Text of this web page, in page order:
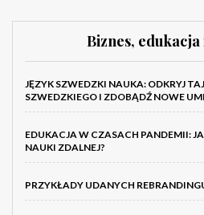
Biznes,
JĘZYK SZWEDZKI NAUKA: ODKRYJ
SZWEDZKIEGO I ZDOBĄDŹ NOWE
EDUKACJA W CZASACH PANDEMII:
NAUKI ZDALNEJ?
PRZYKŁADY UDANYCH